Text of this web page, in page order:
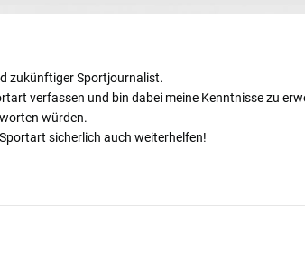
zukünftiger Sportjournalist.
verfassen und bin dabei meine Kenntnisse zu
würden.
sicherlich auch weiterhelfen!